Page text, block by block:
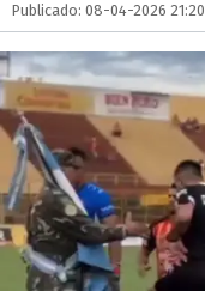
Publicado: 08-04-2026 21:20